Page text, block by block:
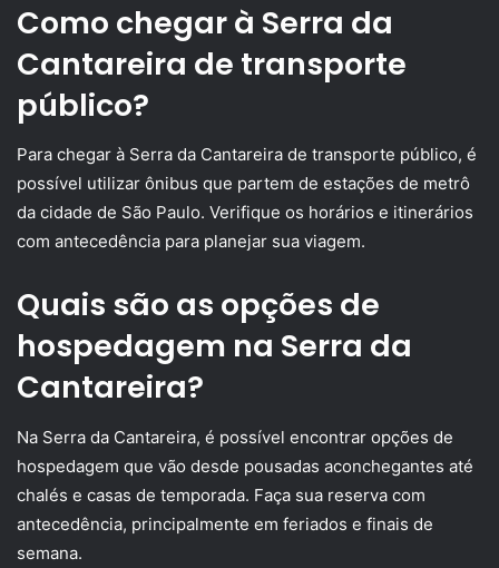
Como chegar à Serra da
Cantareira de transporte
público?
Para chegar à Serra da Cantareira de transporte público, é
possível utilizar ônibus que partem de estações de metrô
da cidade de São Paulo. Verifique os horários e itinerários
com antecedência para planejar sua viagem.
Quais são as opções de
hospedagem na Serra da
Cantareira?
Na Serra da Cantareira, é possível encontrar opções de
hospedagem que vão desde pousadas aconchegantes até
chalés e casas de temporada. Faça sua reserva com
antecedência, principalmente em feriados e finais de
semana.